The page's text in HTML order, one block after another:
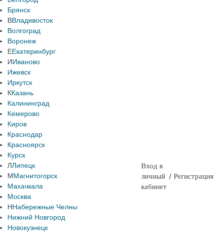
Брянск
ВВладивосток
Волгоград
Воронеж
ЕЕкатеринбург
ИИваново
Ижевск
Иркутск
ККазань
Калининград
Кемерово
Киров
Краснодар
Красноярск
Курск
ЛЛипецк
ММагнитогорск
Махачкала
Москва
ННабережные Челны
Нижний Новгород
Новокузнецк
Вход в
личный
кабинет
/ Регистрация